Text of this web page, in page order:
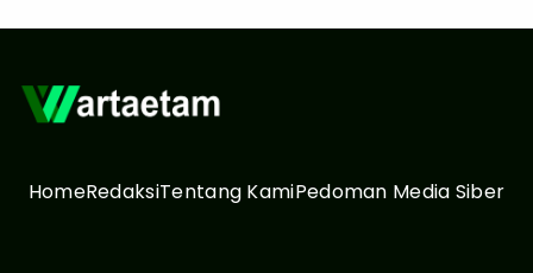
HomeRedaksiTentang KamiPedoman Media Siber